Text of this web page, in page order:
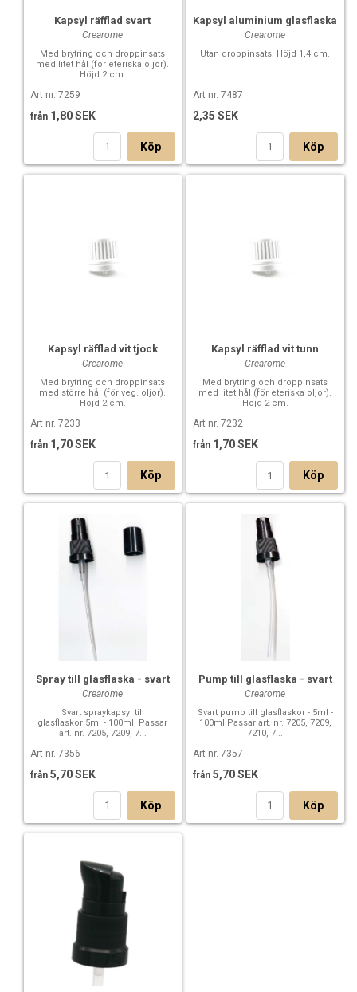
Kapsyl räfflad svart
Crearome
Med brytring och droppinsats
med litet hål (för eteriska oljor).
Höjd 2 cm.
Art nr. 7259
från 1,80 SEK
Köp
Kapsyl aluminium glasflaska
Crearome
Utan droppinsats. Höjd 1,4 cm.
Art nr. 7487
2,35 SEK
Köp
Kapsyl räfflad vit tjock
Crearome
Med brytring och droppinsats
med större hål (för veg. oljor).
Höjd 2 cm.
Art nr. 7233
från 1,70 SEK
Köp
Kapsyl räfflad vit tunn
Crearome
Med brytring och droppinsats
med litet hål (för eteriska oljor).
Höjd 2 cm.
Art nr. 7232
från 1,70 SEK
Köp
Spray till glasflaska - svart
Crearome
Svart spraykapsyl till
glasflaskor 5ml - 100ml. Passar
art. nr. 7205, 7209, 7...
Art nr. 7356
från 5,70 SEK
Köp
Pump till glasflaska - svart
Crearome
Svart pump till glasflaskor - 5ml -
100ml Passar art. nr. 7205, 7209,
7210, 7...
Art nr. 7357
från 5,70 SEK
Köp